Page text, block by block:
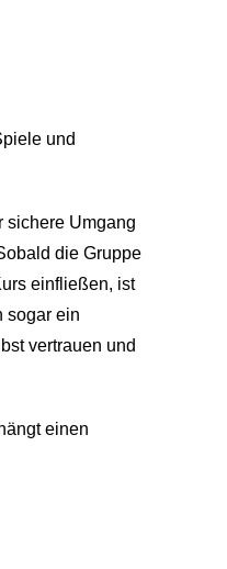
und
sichere Umgang
die Gruppe
einfließen, ist
sogar ein
vertrauen und
einen